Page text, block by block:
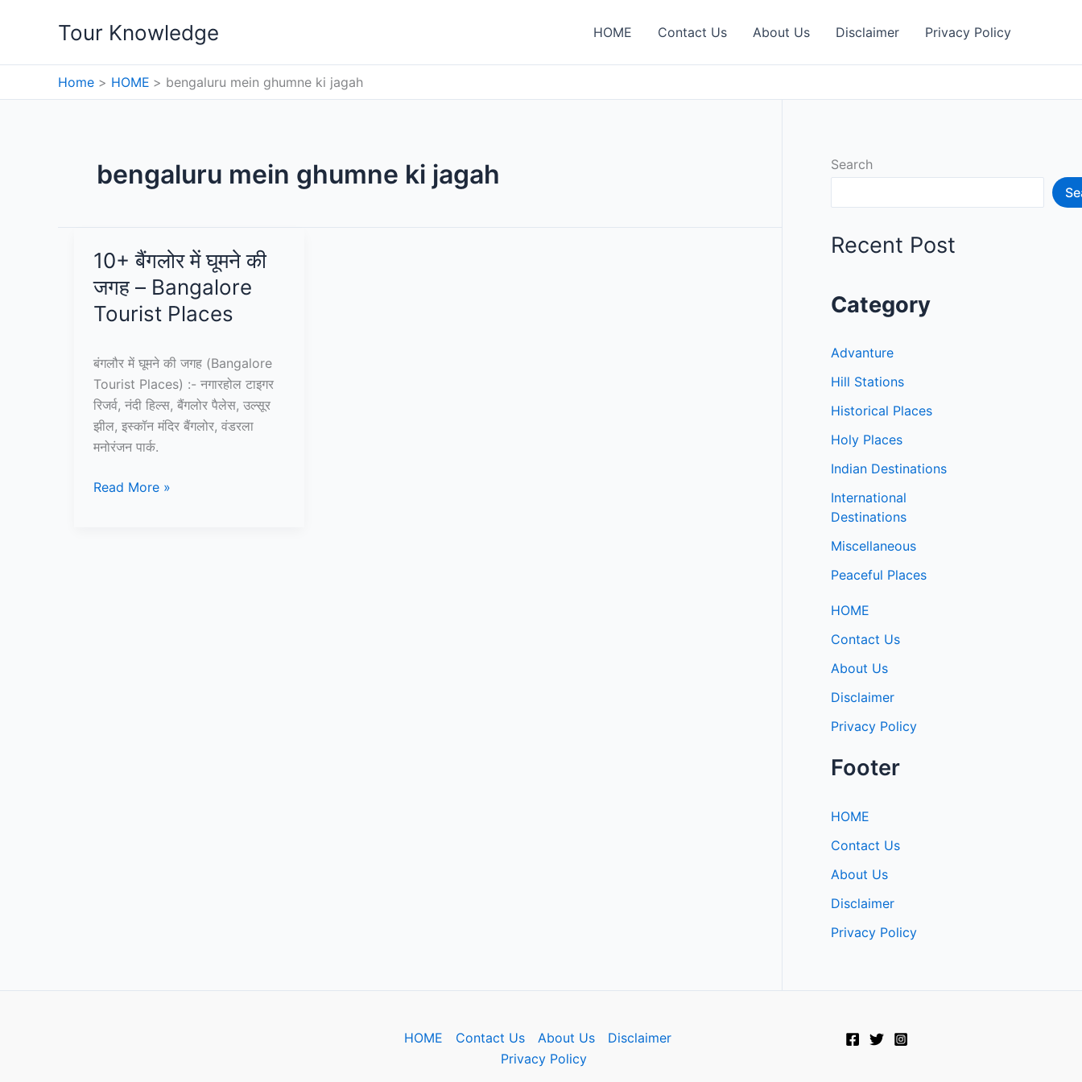
Tour Knowledge HOME Contact Us About Us Disclaimer Privacy Policy
Home HOME bengaluru mein ghumne ki jagah
bengaluru mein ghumne ki jagah
10+ बैंगलोर में घूमने की
जगह – Bangalore
Tourist Places
बंगलौर में घूमने की जगह (Bangalore
Tourist Places) :- नगारहोल टाइगर
रिजर्व, नंदी हिल्स, बैंगलोर पैलेस, उल्सूर
झील, इस्कॉन मंदिर बैंगलोर, वंडरला
मनोरंजन पार्क.
10+
Read More »
Search
Recent Post
Category
Advanture
Hill Stations
Historical Places
Holy Places
Indian Destinations
International
Destinations
Miscellaneous
Peaceful Places
HOME
Contact Us
About Us
Disclaimer
Privacy Policy
Footer
HOME
Contact Us
About Us
Disclaimer
Privacy Policy
HOME Contact Us About Us
Disclaimer
Privacy Policy